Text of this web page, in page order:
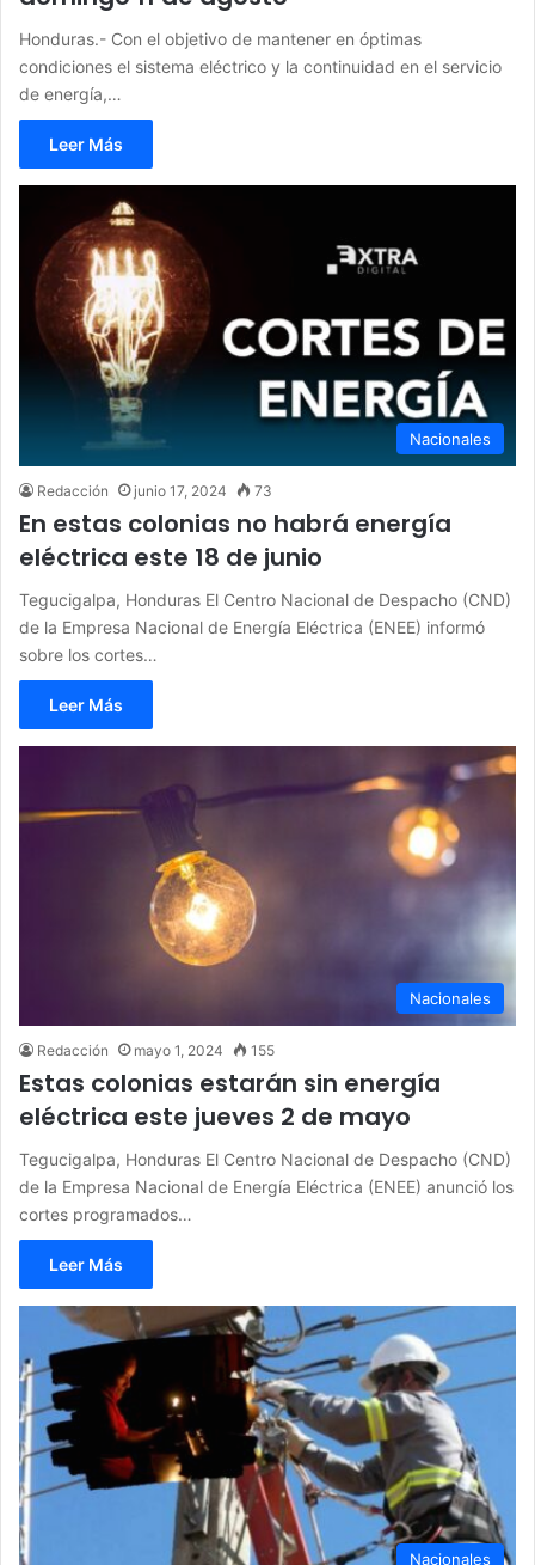
Honduras.- Con el objetivo de mantener en óptimas
condiciones el sistema eléctrico y la continuidad en el servicio
de energía,…
Leer Más
Nacionales
Redacción junio 17, 2024 73
En estas colonias no habrá energía
eléctrica este 18 de junio
Tegucigalpa, Honduras El Centro Nacional de Despacho (CND)
de la Empresa Nacional de Energía Eléctrica (ENEE) informó
sobre los cortes…
Leer Más
Nacionales
Redacción mayo 1, 2024 155
Estas colonias estarán sin energía
eléctrica este jueves 2 de mayo
Tegucigalpa, Honduras El Centro Nacional de Despacho (CND)
de la Empresa Nacional de Energía Eléctrica (ENEE) anunció los
cortes programados…
Leer Más
Nacionales